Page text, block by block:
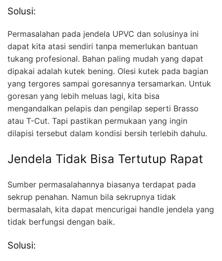
Solusi:
Permasalahan pada jendela UPVC dan solusinya ini
dapat kita atasi sendiri tanpa memerlukan bantuan
tukang profesional. Bahan paling mudah yang dapat
dipakai adalah kutek bening. Olesi kutek pada bagian
yang tergores sampai goresannya tersamarkan. Untuk
goresan yang lebih meluas lagi, kita bisa
mengandalkan pelapis dan pengilap seperti Brasso
atau T-Cut. Tapi pastikan permukaan yang ingin
dilapisi tersebut dalam kondisi bersih terlebih dahulu.
Jendela Tidak Bisa Tertutup Rapat
Sumber permasalahannya biasanya terdapat pada
sekrup penahan. Namun bila sekrupnya tidak
bermasalah, kita dapat mencurigai handle jendela yang
tidak berfungsi dengan baik.
Solusi: